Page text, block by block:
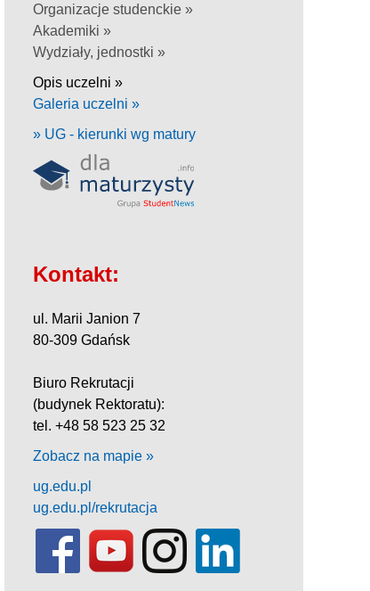
Organizacje studenckie »
Akademiki »
Wydziały, jednostki »
Opis uczelni »
Galeria uczelni »
» UG - kierunki wg matury
Kontakt:
ul. Marii Janion 7
80-309 Gdańsk
Biuro Rekrutacji
(budynek Rektoratu):
tel. +48 58 523 25 32
Zobacz na mapie »
ug.edu.pl
ug.edu.pl/rekrutacja